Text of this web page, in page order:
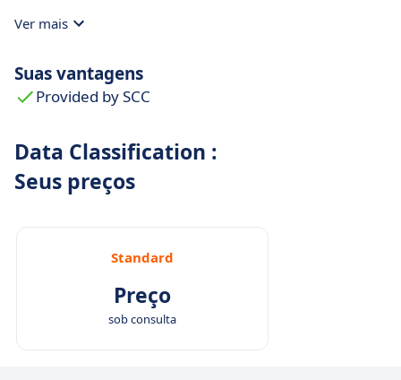
Ver mais
Suas vantagens
Provided by SCC
Data Classification :
Seus preços
Standard
Preço
sob consulta